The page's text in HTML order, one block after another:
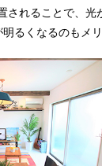
されることで、
るくなるのもメ